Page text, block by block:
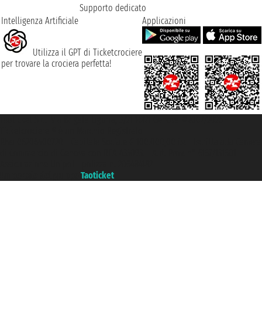
Supporto dedicato
Intelligenza Artificiale
Utilizza il GPT di Ticketcrociere
per trovare la crociera perfetta!
Applicazioni
Taoticket